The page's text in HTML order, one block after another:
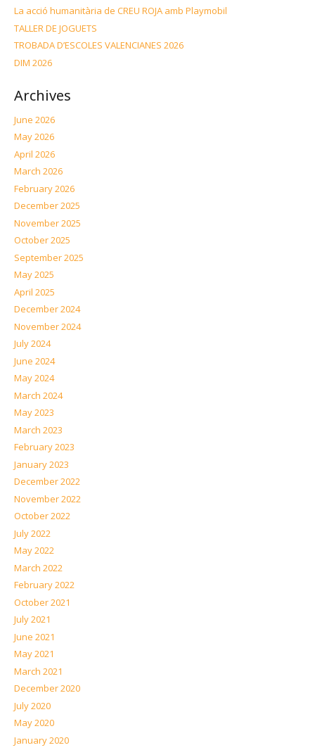
La acció humanitària de CREU ROJA amb Playmobil
TALLER DE JOGUETS
TROBADA D’ESCOLES VALENCIANES 2026
DIM 2026
Archives
June 2026
May 2026
April 2026
March 2026
February 2026
December 2025
November 2025
October 2025
September 2025
May 2025
April 2025
December 2024
November 2024
July 2024
June 2024
May 2024
March 2024
May 2023
March 2023
February 2023
January 2023
December 2022
November 2022
October 2022
July 2022
May 2022
March 2022
February 2022
October 2021
July 2021
June 2021
May 2021
March 2021
December 2020
July 2020
May 2020
January 2020